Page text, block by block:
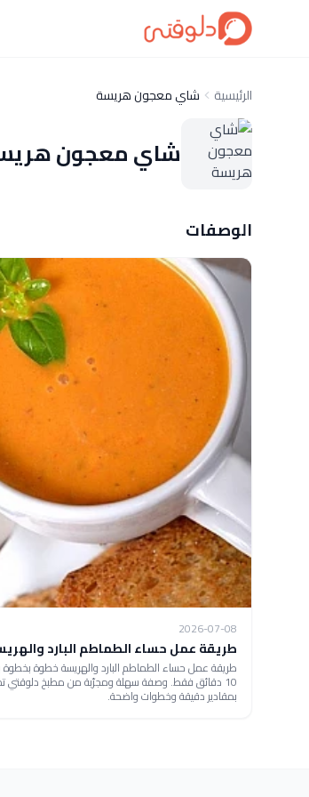
الرئيسية شاي معجون هريسة
شاي معجون
الوصفات
2026-07-08
طريقة عمل حساء الطماطم البارد
بمقادير دقيقة وخطوات واضحة.